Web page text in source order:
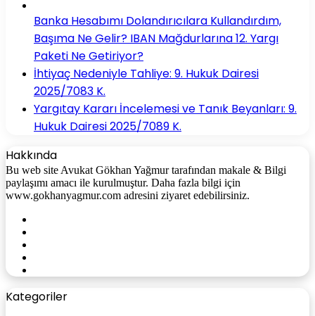
Banka Hesabımı Dolandırıcılara Kullandırdım,
Başıma Ne Gelir? IBAN Mağdurlarına 12. Yargı
Paketi Ne Getiriyor?
İhtiyaç Nedeniyle Tahliye: 9. Hukuk Dairesi
2025/7083 K.
Yargıtay Kararı İncelemesi ve Tanık Beyanları: 9.
Hukuk Dairesi 2025/7089 K.
Hakkında
Bu web site Avukat Gökhan Yağmur tarafından makale & Bilgi
paylaşımı amacı ile kurulmuştur. Daha fazla bilgi için
www.gokhanyagmur.com adresini ziyaret edebilirsiniz.
Kategoriler